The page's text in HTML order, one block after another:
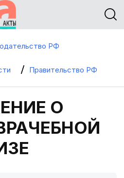
РФ
Правительство РФ
О